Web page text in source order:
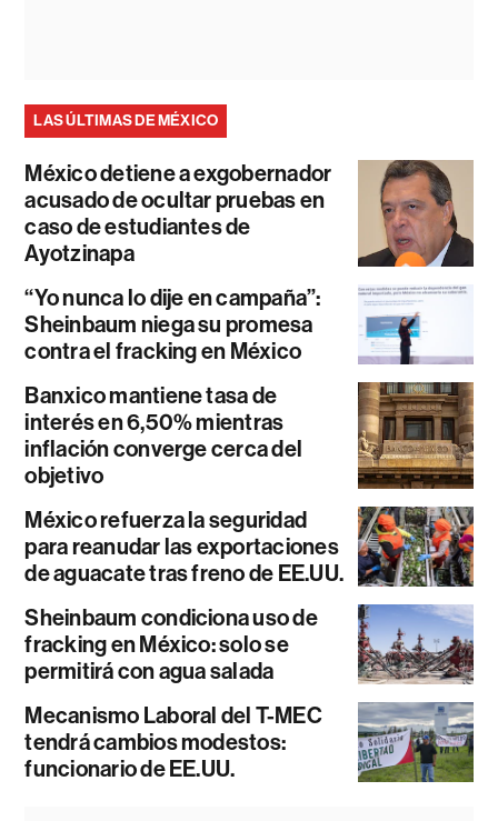
LAS ÚLTIMAS DE MÉXICO
México detiene a exgobernador
acusado de ocultar pruebas en
caso de estudiantes de
Ayotzinapa
“Yo nunca lo dije en campaña”:
Sheinbaum niega su promesa
contra el fracking en México
Banxico mantiene tasa de
interés en 6,50% mientras
inflación converge cerca del
objetivo
México refuerza la seguridad
para reanudar las exportaciones
de aguacate tras freno de EE.UU.
Sheinbaum condiciona uso de
fracking en México: solo se
permitirá con agua salada
Mecanismo Laboral del T-MEC
tendrá cambios modestos:
funcionario de EE.UU.